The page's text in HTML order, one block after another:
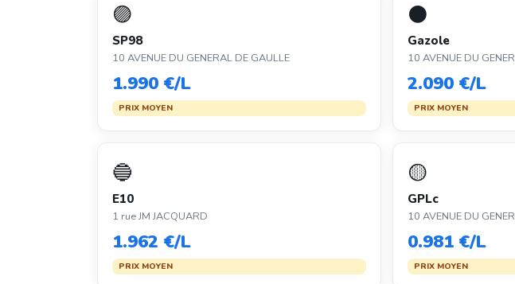
🟣
SP98
10 AVENUE DU GENERAL DE GAULLE
1.990 €/L
PRIX MOYEN
⚫
Gazole
10 AVENUE DU
2.090 €/L
PRIX MOYEN
🔵
E10
1 rue JM JACQUARD
1.962 €/L
PRIX MOYEN
🟡
GPLc
10 AVENUE DU
0.981 €/L
PRIX MOYEN